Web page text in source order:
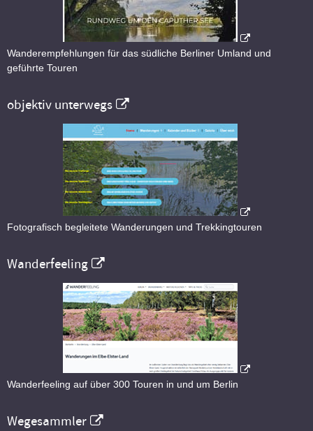
Wanderempfehlungen für das südliche Berliner Umland und
geführte Touren
objektiv unterwegs
Fotografisch begleitete Wanderungen und Trekkingtouren
Wanderfeeling
Wanderfeeling auf über 300 Touren in und um Berlin
Wegesammler